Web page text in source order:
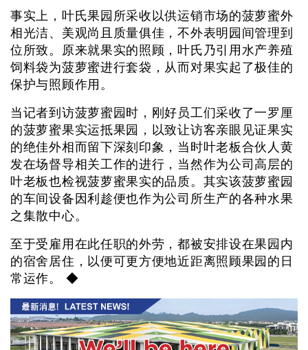
事实上，叶氏果园所采收以供运销市场的菠萝蜜外
相光洁、美观尚且质量俱佳，不外表明园间管理到
位所致。原来就果实的照顾，叶氏乃引用水产养殖
饲料袋为菠萝蜜进行套袋，从而对果实起了极佳的
保护与照顾作用。
当记者到访菠萝蜜园时，刚好员工们采收了一罗厘
的菠萝蜜果实运抵果园，以致让访客亲眼见证果实
的绝佳外相而留下深刻印象，当时叶老板合伙人黄
发在场督导相关工作的进行，当然作为公司高层的
叶老板也检视菠萝蜜果实的品质。其实该菠萝蜜园
的车间设备因利趁便也作为公司所生产的各种水果
之集散中心。
至于受雇用在此任职的外劳，都被安排设在果园内
的宿舍居住，以便可更方便地近距离照顾果园的日
常运作。 ◆